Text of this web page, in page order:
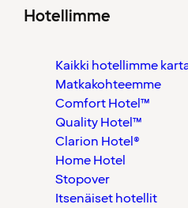
Hotellimme
Kaikki hotellimme
Matkakohteemme
Comfort Hotel™
Quality Hotel™
Clarion Hotel®
Home Hotel
Stopover
Itsenäiset hotellit